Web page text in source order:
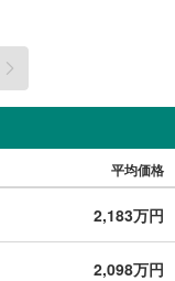
平均価格
2,183万円
2,098万円